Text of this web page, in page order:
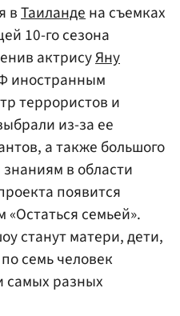
вТаиландена съемках
10-го сезона
актрисуЯну
иностранным
террористов и
из-за ее
а также большого
в области
появится
«Остаться семьей».
станут матери, дети,
семь человек
самых разных